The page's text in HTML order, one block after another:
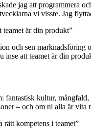
jag att programmera
vi visste. Jag
teamet är din produkt”
och sen
inse att teamet är din
fantastisk kultur,
– och om ni alla är
rätt kompetens i teamet”